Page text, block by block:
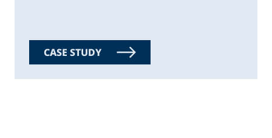
CASE STUDY